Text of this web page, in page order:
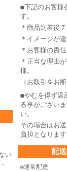
い
●下記のお客様
す。
＊商品到着後
＊イメージが
＊お客様の責
＊正当な理由
様。
（お取引をお
●やむを得ず返
る事がござい
い。
その場合はお
負担となります
配
◎通常配達